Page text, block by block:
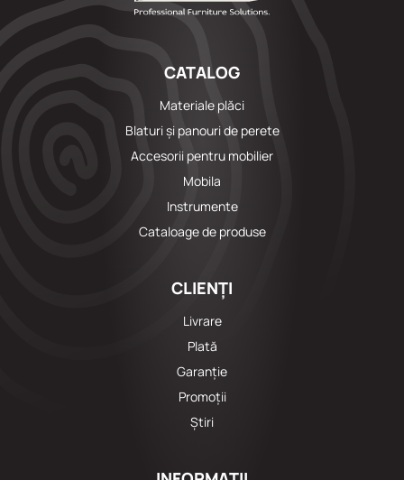
CATALOG
Materiale plăci
Blaturi și panouri de perete
Accesorii pentru mobilier
Mobila
Instrumente
Cataloage de produse
CLIENȚI
Livrare
Plată
Garanție
Promoții
Știri